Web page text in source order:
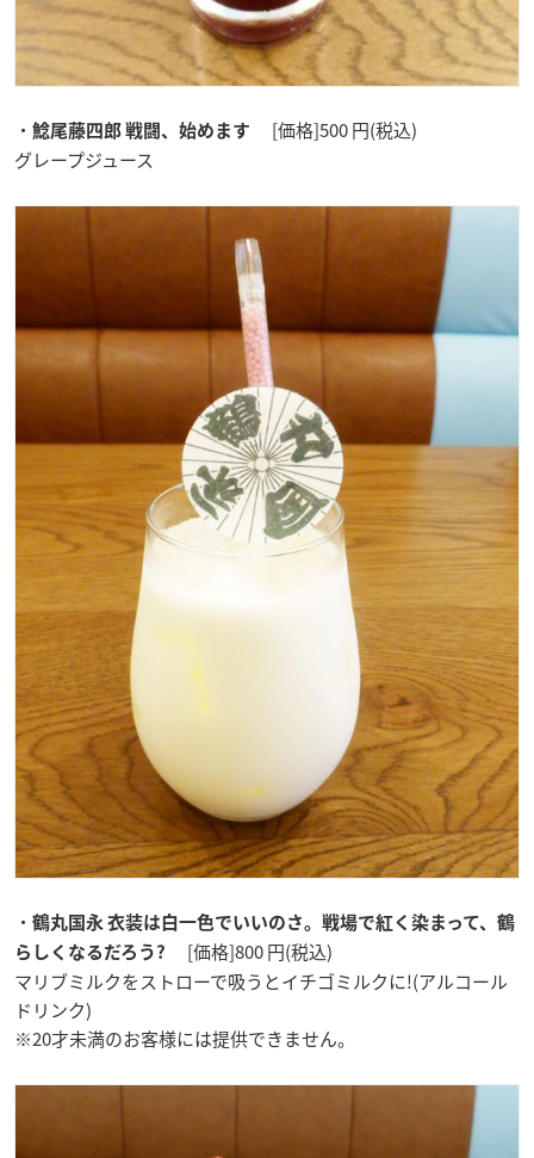
・ 鯰尾藤四郎 戦闘、始めます
[価格]500 円(税込)
グレープジュース
・ 鶴丸国永 衣装は白一色でいいのさ。戦場で紅く染まって、鶴
らしくなるだろう?
[価格]800 円(税込)
マリブミルクをストローで吸うとイチゴミルクに!(アルコール
ドリンク)
※20才未満のお客様には提供できません。